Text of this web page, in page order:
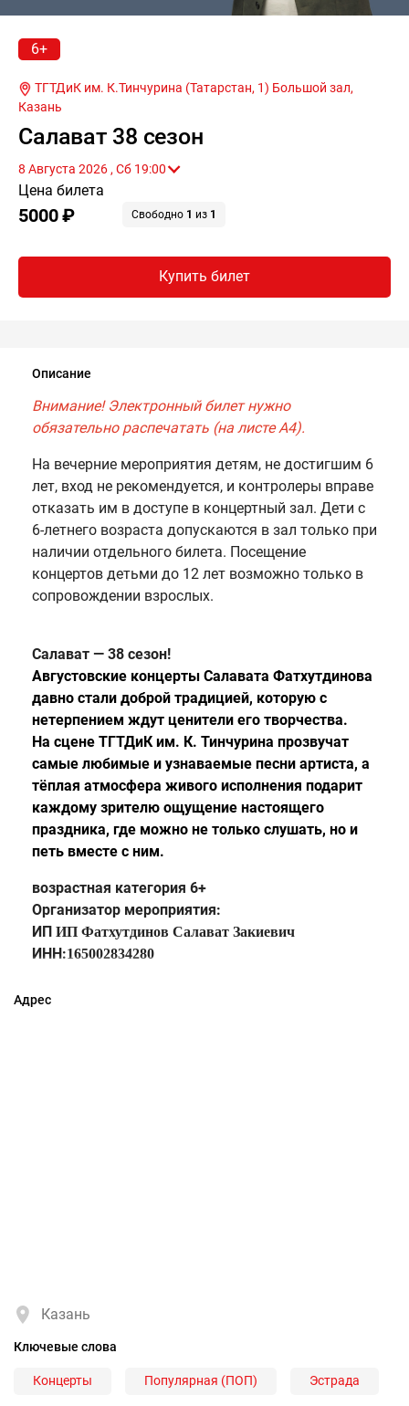
6+
ТГТДиК им. К.Тинчурина (Татарстан, 1) Большой зал,
Казань
Салават 38 сезон
8 Августа 2026 , Сб 19:00
Цена билета
5000 ₽ Свободно 1 из 1
Купить билет
Описание
Внимание! Электронный билет нужно
обязательно распечатать (на листе А4).
На вечерние мероприятия детям, не достигшим 6
лет, вход не рекомендуется, и контролеры вправе
отказать им в доступе в концертный зал. Дети с
6-летнего возраста допускаются в зал только при
наличии отдельного билета. Посещение
концертов детьми до 12 лет возможно только в
сопровождении взрослых.
Салават — 38 сезон!
Августовские концерты Салавата Фатхутдинова
давно стали доброй традицией, которую с
нетерпением ждут ценители его творчества.
На сцене ТГТДиК им. К. Тинчурина прозвучат
самые любимые и узнаваемые песни артиста, а
тёплая атмосфера живого исполнения подарит
каждому зрителю ощущение настоящего
праздника, где можно не только слушать, но и
петь вместе с ним.
возрастная категория 6+
Организатор мероприятия:
ИП ИП Фатхутдинов Салават Закиевич
ИНН:165002834280
Адрес
Казань
Ключевые слова
Концерты Популярная (ПОП) Эстрада